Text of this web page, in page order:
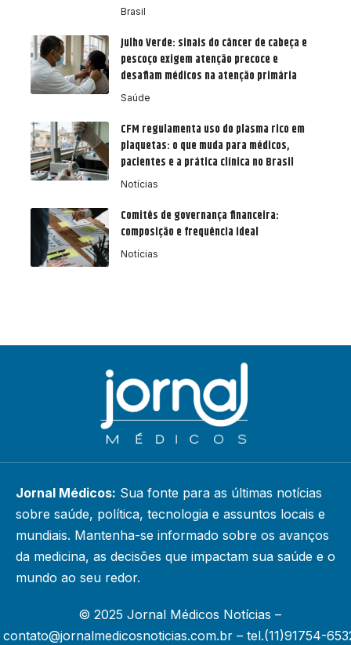
Brasil
Julho Verde: sinais do câncer de cabeça e
pescoço exigem atenção precoce e
desafiam médicos na atenção primária
Saúde
CFM regulamenta uso do plasma rico em
plaquetas: o que muda para médicos,
pacientes e a prática clínica no Brasil
Notícias
Comitês de governança financeira:
composição e frequência ideal
Notícias
Jornal Médicos: Sua fonte para as últimas notícias
sobre saúde, política, tecnologia e assuntos locais e
mundiais. Mantenha-se informado sobre os avanços
da medicina, as decisões que impactam sua saúde e o
mundo ao seu redor.
© 2025 Jornal Médicos Notícias –
contato@jornalmedicosnoticias.com.br – tel.(11)91754-